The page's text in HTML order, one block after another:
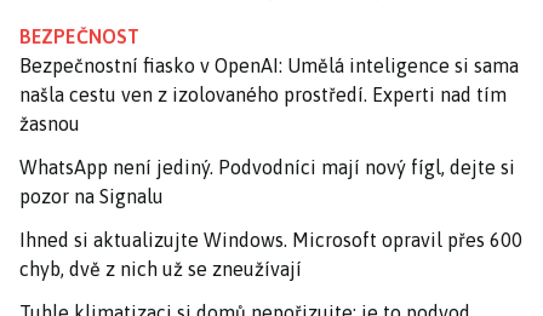
BEZPEČNOST
Bezpečnostní fiasko v OpenAI: Umělá inteligence si sama
našla cestu ven z izolovaného prostředí. Experti nad tím
žasnou
WhatsApp není jediný. Podvodníci mají nový fígl, dejte si
pozor na Signalu
Ihned si aktualizujte Windows. Microsoft opravil přes 600
chyb, dvě z nich už se zneužívají